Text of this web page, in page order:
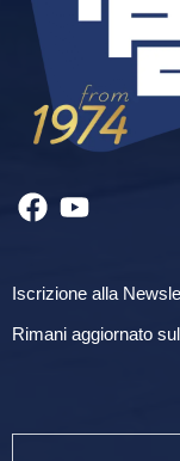
Iscrizione alla
Rimani aggiornato